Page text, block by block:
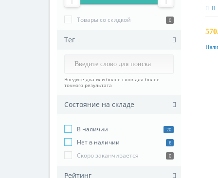
Товары со скидкой 0
Тег
Введите два или более слов для более
точного результата
Состояние на складе
В наличии 20
Нет в наличии 6
Скоро заканчивается 0
Рейтинг